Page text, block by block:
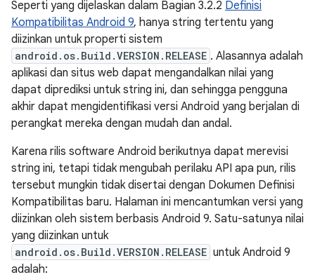
Seperti yang dijelaskan dalam Bagian 3.2.2 Definisi
Kompatibilitas Android 9, hanya string tertentu yang
diizinkan untuk properti sistem
android.os.Build.VERSION.RELEASE . Alasannya adalah
aplikasi dan situs web dapat mengandalkan nilai yang
dapat diprediksi untuk string ini, dan sehingga pengguna
akhir dapat mengidentifikasi versi Android yang berjalan di
perangkat mereka dengan mudah dan andal.
Karena rilis software Android berikutnya dapat merevisi
string ini, tetapi tidak mengubah perilaku API apa pun, rilis
tersebut mungkin tidak disertai dengan Dokumen Definisi
Kompatibilitas baru. Halaman ini mencantumkan versi yang
diizinkan oleh sistem berbasis Android 9. Satu-satunya nilai
yang diizinkan untuk
android.os.Build.VERSION.RELEASE untuk Android 9
adalah: